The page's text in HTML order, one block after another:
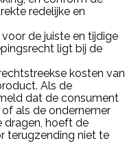
redelijke en
de juiste en tijdige
ligt bij de
kosten van
Als de
dat de consument
als de ondernemer
dragen, hoeft de
terugzending niet te